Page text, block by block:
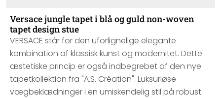
Versace jungle tapet i blå og guld non-woven
tapet design stue
VERSACE står for den uforlignelige elegante
kombination af klassisk kunst og modernitet. Dette
æstetiske princip er også indbegrebet af den nye
tapetkollektion fra "A.S. Création". Luksuriøse
vægbeklædninger i en umiskendelig stil på robust